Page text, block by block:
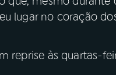
lugar no coração
reprise às quartas-